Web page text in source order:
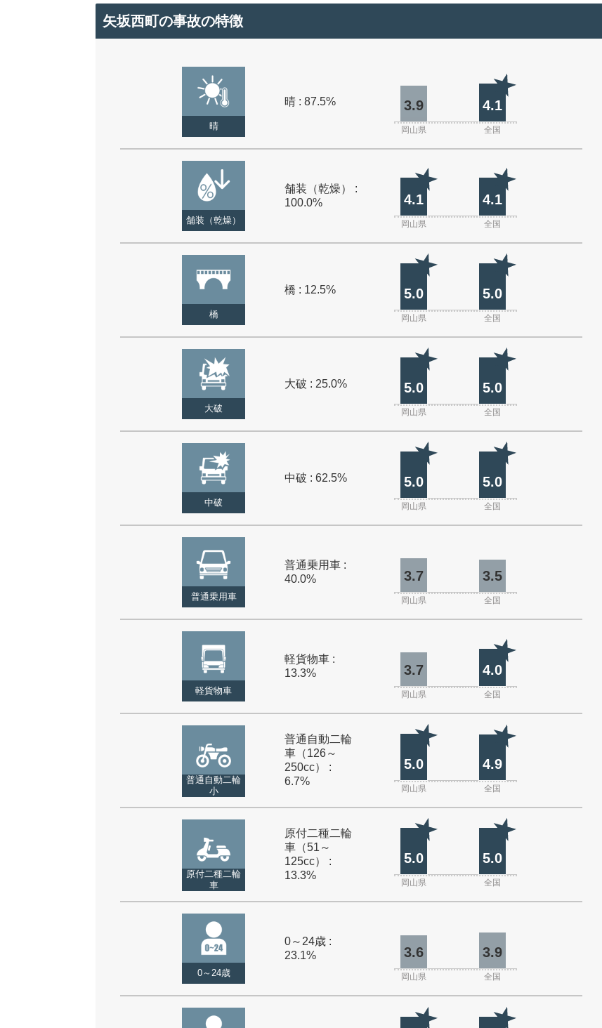
矢坂西町の事故の特徴
晴
晴 : 87.5% 3.9 4.1
岡山県 全国
舗装（乾燥）
舗装（乾燥） :
100.0%
4.1 4.1
岡山県 全国
橋
橋 : 12.5% 5.0 5.0
岡山県 全国
大破
大破 : 25.0% 5.0 5.0
岡山県 全国
中破
中破 : 62.5% 5.0 5.0
岡山県 全国
普通乗用車
普通乗用車 :
40.0%
3.7 3.5
岡山県 全国
軽貨物車
軽貨物車 :
13.3%
3.7 4.0
岡山県 全国
普通自動二輪
小
普通自動二輪
車（126～
250cc） :
6.7%
5.0 4.9
岡山県 全国
原付二種二輪
車
原付二種二輪
車（51～
125cc） :
13.3%
5.0 5.0
岡山県 全国
0～24歳
0～24歳 :
23.1%
3.6 3.9
岡山県 全国